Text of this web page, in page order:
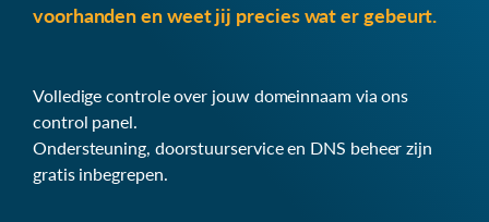
voorhanden en weet jij precies wat er gebeurt.
Volledige controle over jouw domeinnaam via ons
control panel.
Ondersteuning, doorstuurservice en DNS beheer zijn
gratis inbegrepen.